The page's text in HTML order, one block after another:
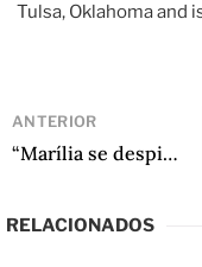
Tulsa, Oklahoma and
ANTERIOR
“Marília se despierta” de Natalia Borges
RELACIONADOS